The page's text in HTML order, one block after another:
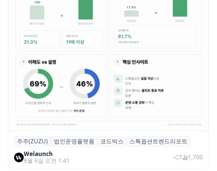
스톡옵션 취소율 2년 만에 18.2%→31.3%…
권리 발생 즉시 행사 비중도 급증
주주(ZUZU) 법인운영플랫폼 코드박스
스톡옵션트렌드리포트
Welaunch
8월 6일 오전 1:41
7 1,700